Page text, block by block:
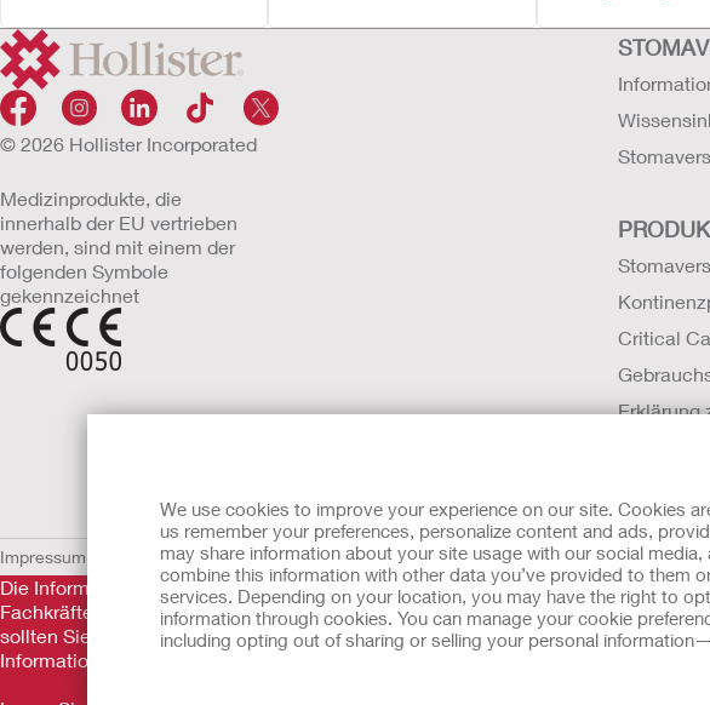
We use cookies to improve your experience on our site. Cookies
us remember your preferences, personalize content and ads,
may share information about your site usage with our social
combine this information with other data you’ve provided to them
services. Depending on your location, you may have the right to
information through cookies. You can manage your cookie
including opting out of sharing or selling your personal
© 2026 Hollister Incorporated
Medizinprodukte, die
innerhalb der EU vertrieben
werden, sind mit einem der
folgenden Symbole
gekennzeichnet
Critical
Erklärung
Impressum NutzungsbedingungenDatenschutzerklärungUmgang mit Cookies EU
Die Informationen auf dieser Website sind nicht als medizinische Beratung
Fachkräfte nicht ersetzen. Diese Website sollte auch nicht dazu verwendet
sollten Sie sich sofort persönlich in ärztliche Behandlung begeben. Da sich
Informationen.